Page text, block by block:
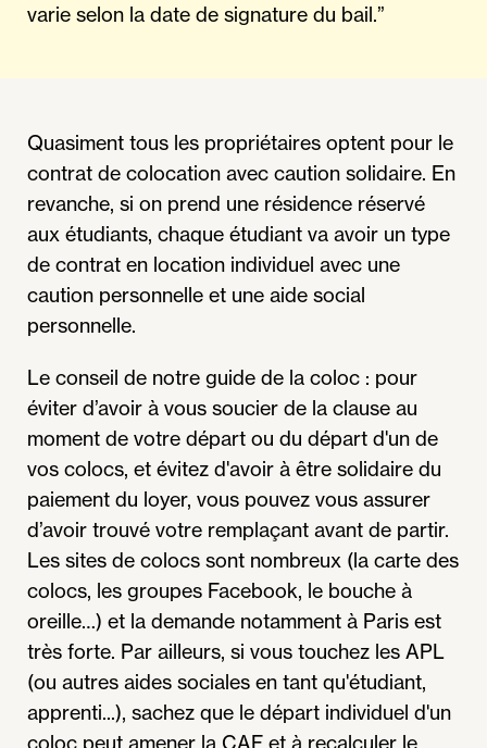
varie selon la date de signature du bail.”
Quasiment tous les propriétaires optent pour le
contrat de colocation avec caution solidaire. En
revanche, si on prend une résidence réservé
aux étudiants, chaque étudiant va avoir un type
de contrat en location individuel avec une
caution personnelle et une aide social
personnelle.
Le conseil de notre guide de la coloc : pour
éviter d’avoir à vous soucier de la clause au
moment de votre départ ou du départ d'un de
vos colocs, et évitez d'avoir à être solidaire du
paiement du loyer, vous pouvez vous assurer
d’avoir trouvé votre remplaçant avant de partir.
Les sites de colocs sont nombreux (la carte des
colocs, les groupes Facebook, le bouche à
oreille…) et la demande notamment à Paris est
très forte. Par ailleurs, si vous touchez les APL
(ou autres aides sociales en tant qu'étudiant,
apprenti...), sachez que le départ individuel d'un
coloc peut amener la CAF et à recalculer le